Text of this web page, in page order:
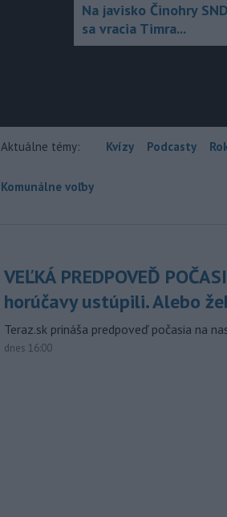
Na javisko Činohry SND
sa vracia Timra...
Aktuálne témy: Kvízy Podcasty
Komunálne voľby
VEĽKÁ PREDPOVEĎ
horúčavy ustúpili. Alebo
Teraz.sk prináša predpoveď počasia na
dnes 16:00